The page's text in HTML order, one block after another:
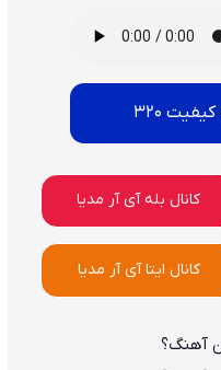
320
کانال بله آی آر مدیا
کانال ایتا آی آر مدیا
آهنگ؟